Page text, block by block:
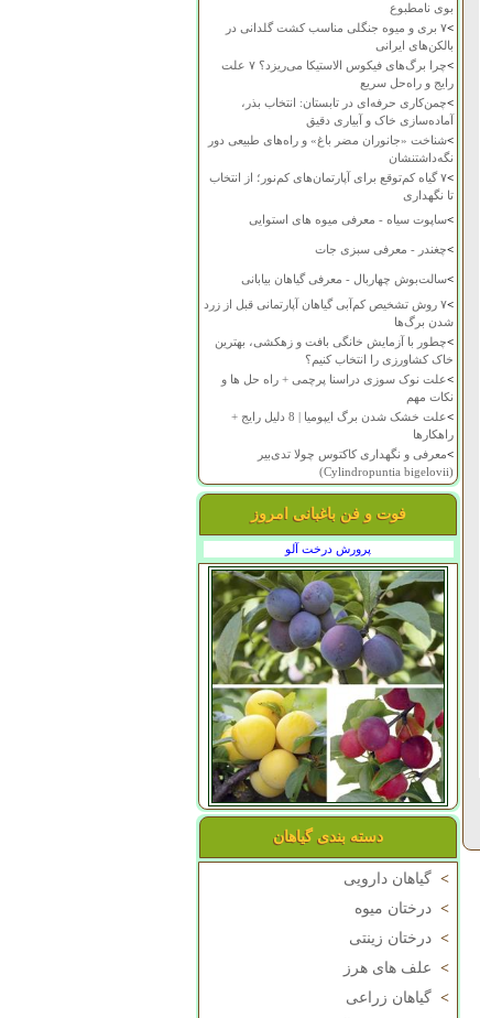
بوی نامطبوع
>
۷ بری و میوه جنگلی مناسب کشت گلدانی در
بالکن‌های ایرانی
>
چرا برگ‌های فیکوس الاستیکا می‌ریزد؟ ۷ علت
رایج و راه‌حل سریع
>چمن‌کاری حرفه‌ای در تابستان: انتخاب بذر،
آماده‌سازی خاک و آبیاری دقیق
>شناخت «جانوران مضر باغ» و راه‌های طبیعی دور
نگه‌داشتنشان
>
۷ گیاه کم‌توقع برای آپارتمان‌های کم‌نور؛ از انتخاب
تا نگهداری
>ساپوت سیاه - معرفی میوه های استوایی
>چغندر - معرفی سبزی جات
>سالت‌بوش چهاربال - معرفی گیاهان بیابانی
>
۷ روش تشخیص کم‌آبی گیاهان آپارتمانی قبل از زرد
شدن برگ‌ها
>چطور با آزمایش خانگی بافت و زهکشی، بهترین
خاک کشاورزی را انتخاب کنیم؟
>علت نوک سوزی دراسنا پرچمی + راه حل ها و
نکات مهم
>
علت خشک شدن برگ ایپومیا | 8 دلیل رایج +
راهکارها
>معرفی و نگهداری کاکتوس چولا تدی‌بیر
(Cylindropuntia bigelovii)
فوت و فن باغبانی امروز
پرورش درخت آلو
دسته بندی گیاهان
> گیاهان دارویی
> درختان میوه
> درختان زینتی
> علف های هرز
> گیاهان زراعی